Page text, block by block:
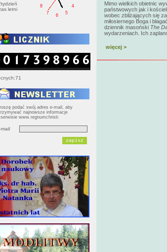
letni
4
5
6
7
8
podać swój adres e-mail, aby
najnowsze informacje
www.regnumchristi
mail
Mimo wielkich obietnic
państwowych jak i
wobec zbliżających się
miłosiernego Boga i
dziennik masoński The
wydarzeniach. Ich
więcej >